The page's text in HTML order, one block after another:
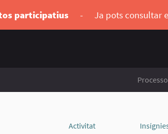
participatius - Ja pots consultar
Activitat